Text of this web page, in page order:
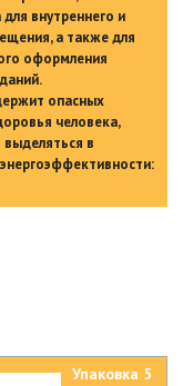
внутреннего и
а также для
оформления
опасных
человека,
в
Упаковка 5